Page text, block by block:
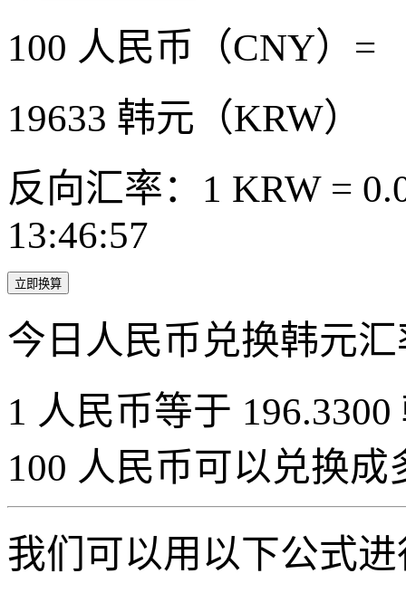
100 人民币（CNY）=
19633 韩元（KRW）
反向汇率：1 KRW =
13:46:57
立即换算
今日人民币兑换韩元
1 人民币等于
100 人民币可以兑换成
我们可以用以下公式